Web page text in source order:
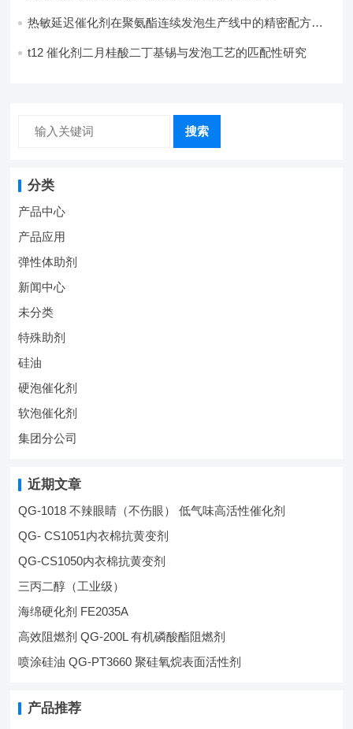
热敏延迟催化剂在聚氨酯连续发泡生产线中的精密配方设
t12 催化剂二月桂酸二丁基锡与发泡工艺的匹配性研究
搜索
分类
产品中心
产品应用
弹性体助剂
新闻中心
未分类
特殊助剂
硅油
硬泡催化剂
软泡催化剂
集团分公司
近期文章
QG-1018 不辣眼睛（不伤眼） 低气味高活性催化剂
QG- CS1051内衣棉抗黄变剂
QG-CS1050内衣棉抗黄变剂
三丙二醇（工业级）
海绵硬化剂 FE2035A
高效阻燃剂 QG-200L 有机磷酸酯阻燃剂
喷涂硅油 QG-PT3660 聚硅氧烷表面活性剂
产品推荐